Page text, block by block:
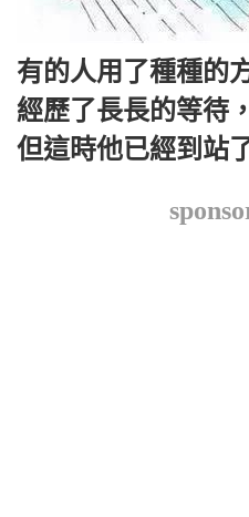
有的人用了種種的
經歷了長長的等待
但這時他已經到站